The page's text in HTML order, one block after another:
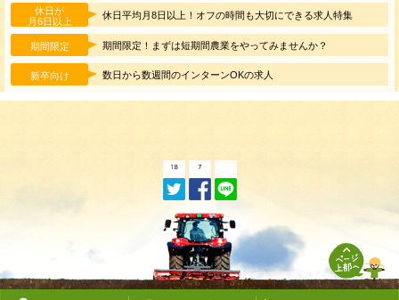
休日が
月6日以上
休日平均月8日以上！オフの時間も大切にできる求人特集
期間限定 期間限定！まずは短期間農業をやってみませんか？
新卒向け 数日から数週間のインターンOKの求人